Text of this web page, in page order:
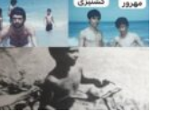
۰۶ مرداد ۱۴۰۵